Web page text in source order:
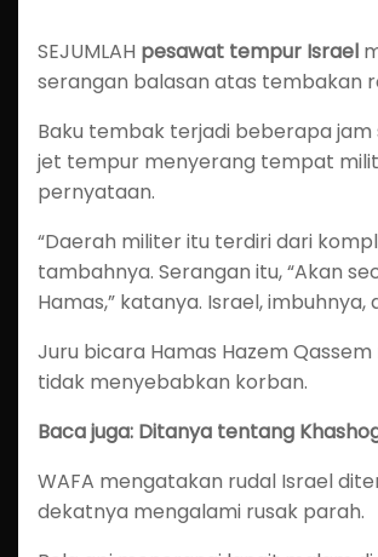
SEJUMLAH pesawat tempur Israel
serangan balasan atas tembakan
Baku tembak terjadi beberapa jam
jet tempur menyerang tempat
pernyataan.
“Daerah militer itu terdiri dari
tambahnya. Serangan itu, “Akan
Hamas,” katanya. Israel,
Juru bicara Hamas Hazem
tidak menyebabkan korban.
Baca juga: Ditanya tentang
WAFA mengatakan rudal Israel
dekatnya mengalami rusak parah.